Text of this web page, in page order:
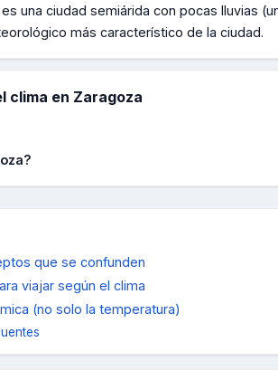
una ciudad semiárida con pocas lluvias
más característico de la ciudad.
clima en Zaragoza
que se confunden
viajar según el clima
(no solo la temperatura)